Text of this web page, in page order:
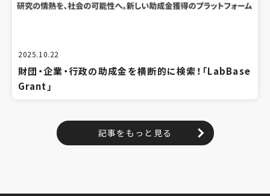
2025.10.22
財団・企業・行政の助成金を横断的に検索！「LabBase
Grant」
記事をもっと見る